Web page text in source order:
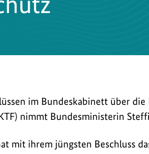
im Bundeskabinett über
nimmt Bundesministerin
mit ihrem jüngsten Beschluss